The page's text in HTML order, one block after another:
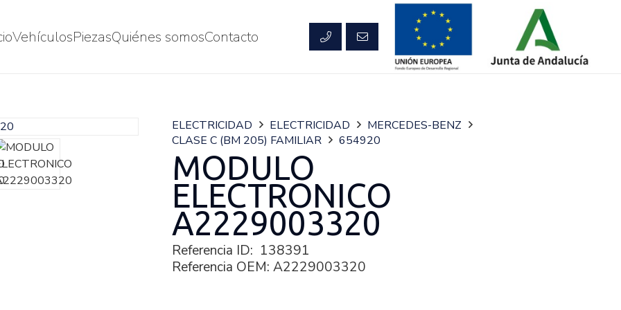
VehículosPiezasQuiénes somosContacto
ELECTRICIDAD ELECTRICIDAD
MERCEDES-BENZ
CLASE C (BM 205) FAMILIAR
654920
MODULO
ELECTRONICO
A2229003320
Referencia ID: 138391
Referencia OEM: A2229003320